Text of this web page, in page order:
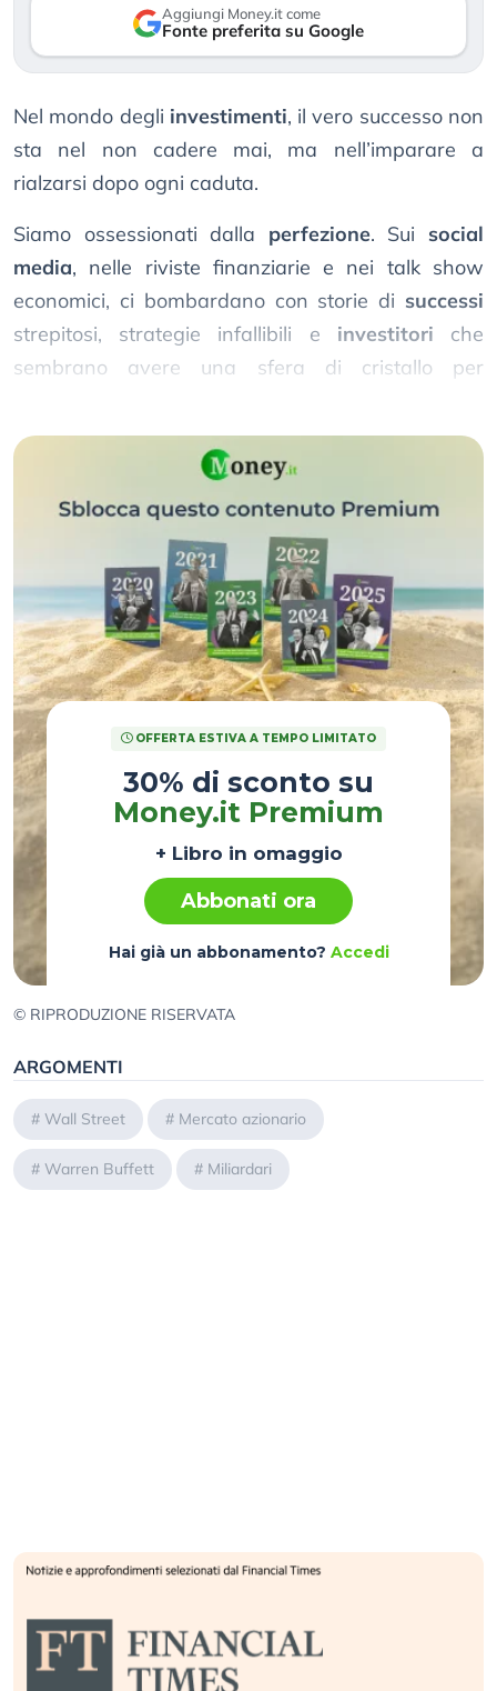
Aggiungi Money.it come
Fonte preferita su Google
Nel mondo degli investimenti, il vero successo non
sta nel non cadere mai, ma nell’imparare a
rialzarsi dopo ogni caduta.
Siamo ossessionati dalla perfezione. Sui social
media, nelle riviste finanziarie e nei talk show
economici, ci bombardano con storie di successi
strepitosi, strategie infallibili e investitori che
sembrano avere una sfera di cristallo per
OFFERTA ESTIVA A TEMPO LIMITATO
30% di sconto su
Money.it Premium
+ Libro in omaggio
Abbonati ora
Hai già un abbonamento? Accedi
© RIPRODUZIONE RISERVATA
ARGOMENTI
# Wall Street # Mercato azionario
# Warren Buffett # Miliardari